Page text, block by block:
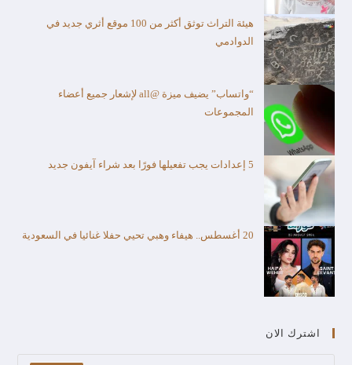
هيئة التراث توثق أكثر من 100 موقع أثري جديد في
الدوادمي
“واتساب” يضيف ميزة @all لإشعار جميع أعضاء
المجموعات
5 إعدادات يجب تفعيلها فورًا بعد شراء آيفون جديد
20 أغسطس.. هيفاء وهبي تحيي حفلا غنائيا في السعودية
اشترك الان